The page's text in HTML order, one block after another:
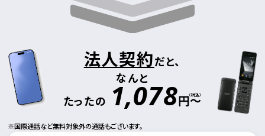
法人契約だと、
なんと
たったの 1,078円～
（税込）
国際通話など無料対象外の通話もございます。